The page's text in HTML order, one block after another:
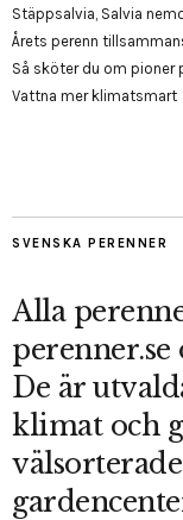
Stäppsalvia, Salvia
Årets perenn
Så sköter du om pioner
Vattna mer klimatsmart
SVENSKA PERENNER
Alla
perenner.se
De är
klimat och